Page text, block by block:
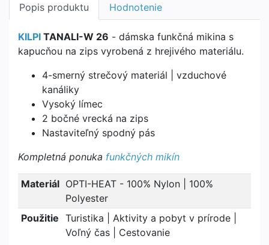
Popis produktu Hodnotenie
KILPI TANALI-W 26 - dámska funkčná mikina s
kapucňou na zips vyrobená z hrejivého materiálu.
4-smerný strečový materiál | vzduchové
kanáliky
Vysoký límec
2 bočné vrecká na zips
Nastaviteľný spodný pás
Kompletná ponuka funkčných mikín
Materiál OPTI-HEAT - 100% Nylon | 100%
Polyester
Použitie Turistika | Aktivity a pobyt v prírode |
Voľný čas | Cestovanie